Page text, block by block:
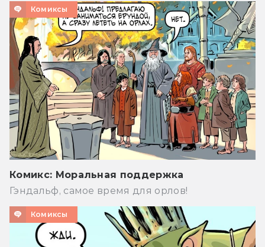
Комиксы
Комикс: Моральная поддержка
Гэндальф, самое время для орлов!
Комиксы